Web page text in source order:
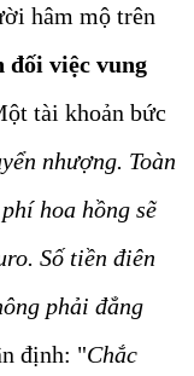
hâm mộ trên
đối việc vung
tài khoản bức
nhượng. Toàn
hoa hồng sẽ
Số tiền điên
phải đẳng
định: "Chắc